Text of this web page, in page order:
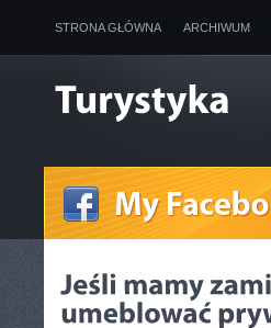
STRONA GŁÓWNA ARCHIWUM